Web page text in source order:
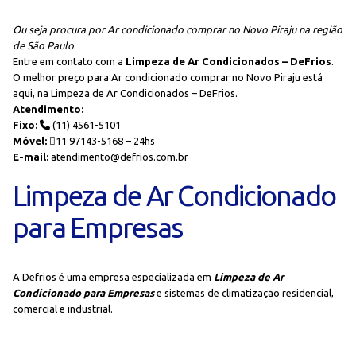
Ou seja procura por Ar condicionado comprar no Novo Piraju na região
de São Paulo.
Entre em contato com a Limpeza de Ar Condicionados – DeFrios.
O melhor preço para Ar condicionado comprar no Novo Piraju está
aqui, na Limpeza de Ar Condicionados – DeFrios.
Atendimento:
Fixo:
(11) 4561-5101
Móvel:
11 97143-5168 – 24hs
E-mail: atendimento@defrios.com.br
Limpeza de Ar Condicionado
para Empresas
A Defrios é uma empresa especializada em Limpeza de Ar
Condicionado para Empresase sistemas de climatização residencial,
comercial e industrial.